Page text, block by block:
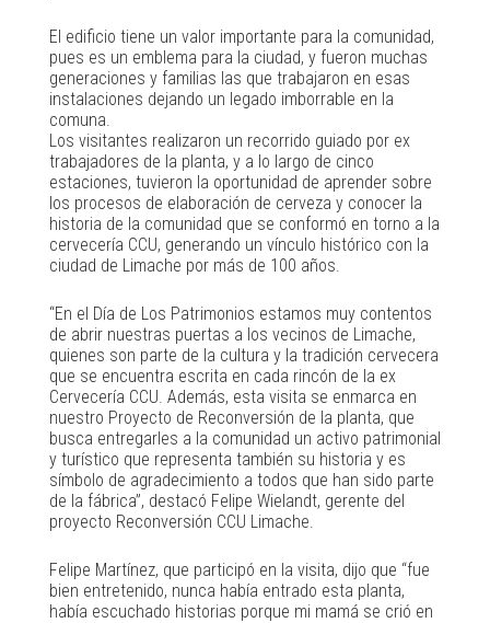
El edificio tiene un valor importante para la comunidad,
pues es un emblema para la ciudad, y fueron muchas
generaciones y familias las que trabajaron en esas
instalaciones dejando un legado imborrable en la
comuna.
Los visitantes realizaron un recorrido guiado por ex
trabajadores de la planta, y a lo largo de cinco
estaciones, tuvieron la oportunidad de aprender sobre
los procesos de elaboración de cerveza y conocer la
historia de la comunidad que se conformó en torno a la
cervecería CCU, generando un vínculo histórico con la
ciudad de Limache por más de 100 años.
“En el Día de Los Patrimonios estamos muy contentos
de abrir nuestras puertas a los vecinos de Limache,
quienes son parte de la cultura y la tradición cervecera
que se encuentra escrita en cada rincón de la ex
Cervecería CCU. Además, esta visita se enmarca en
nuestro Proyecto de Reconversión de la planta, que
busca entregarles a la comunidad un activo patrimonial
y turístico que representa también su historia y es
símbolo de agradecimiento a todos que han sido parte
de la fábrica”, destacó Felipe Wielandt, gerente del
proyecto Reconversión CCU Limache.
Felipe Martínez, que participó en la visita, dijo que “fue
bien entretenido, nunca había entrado esta planta,
había escuchado historias porque mi mamá se crió en